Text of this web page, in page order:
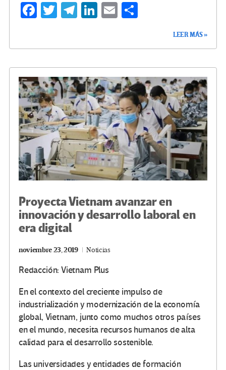
Fa
o
k
T
Te
m
Li
n
E
ar
tir
LEER MÁS »
Proyecta Vietnam avanzar en
innovación y desarrollo laboral en
era digital
noviembre 23, 2019 Noticias
Redacción: Vietnam Plus
En el contexto del creciente impulso de
industrialización y modernización de la economía
global, Vietnam, junto como muchos otros países
en el mundo, necesita recursos humanos de alta
calidad para el desarrollo sostenible.
Las universidades y entidades de formación